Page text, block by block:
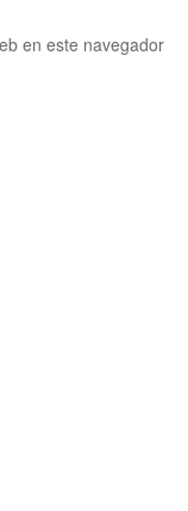
en este navegador